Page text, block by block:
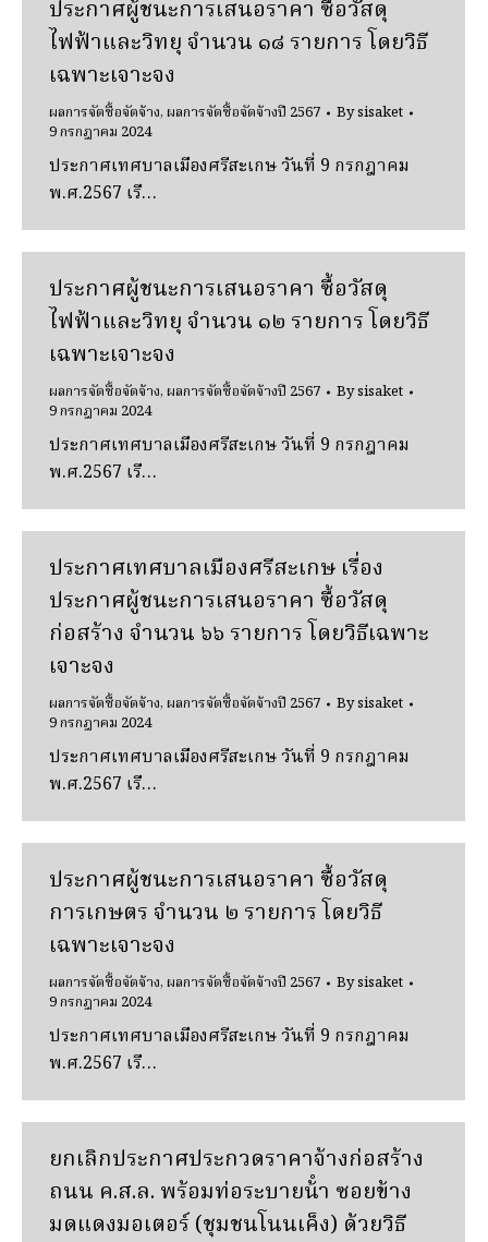
ประกาศผู้ชนะการเสนอราคา ซื้อวัสดุ
ไฟฟ้าและวิทยุ จํานวน ๑๘ รายการ โดยวิธี
เฉพาะเจาะจง
ผลการจัดซื้อจัดจ้าง,ผลการจัดซื้อจัดจ้างปี 2567 Bysisaket
9 กรกฎาคม 2024
ประกาศเทศบาลเมืองศรีสะเกษ วันที่ 9 กรกฎาคม
พ.ศ.2567 เรื…
ประกาศผู้ชนะการเสนอราคา ซื้อวัสดุ
ไฟฟ้าและวิทยุ จํานวน ๑๒ รายการ โดยวิธี
เฉพาะเจาะจง
ผลการจัดซื้อจัดจ้าง,ผลการจัดซื้อจัดจ้างปี 2567 Bysisaket
9 กรกฎาคม 2024
ประกาศเทศบาลเมืองศรีสะเกษ วันที่ 9 กรกฎาคม
พ.ศ.2567 เรื…
ประกาศเทศบาลเมืองศรีสะเกษ เรื่อง
ประกาศผู้ชนะการเสนอราคา ซื้อวัสดุ
ก่อสร้าง จํานวน ๖๖ รายการ โดยวิธีเฉพาะ
เจาะจง
ผลการจัดซื้อจัดจ้าง,ผลการจัดซื้อจัดจ้างปี 2567 Bysisaket
9 กรกฎาคม 2024
ประกาศเทศบาลเมืองศรีสะเกษ วันที่ 9 กรกฎาคม
พ.ศ.2567 เรื…
ประกาศผู้ชนะการเสนอราคา ซื้อวัสดุ
การเกษตร จํานวน ๒ รายการ โดยวิธี
เฉพาะเจาะจง
ผลการจัดซื้อจัดจ้าง,ผลการจัดซื้อจัดจ้างปี 2567 Bysisaket
9 กรกฎาคม 2024
ประกาศเทศบาลเมืองศรีสะเกษ วันที่ 9 กรกฎาคม
พ.ศ.2567 เรื…
ยกเลิกประกาศประกวดราคาจ้างก่อสร้าง
ถนน ค.ส.ล. พร้อมท่อระบายน้ํา ซอยข้าง
มดแดงมอเตอร์ (ชุมชนโนนเค็ง) ด้วยวิธี